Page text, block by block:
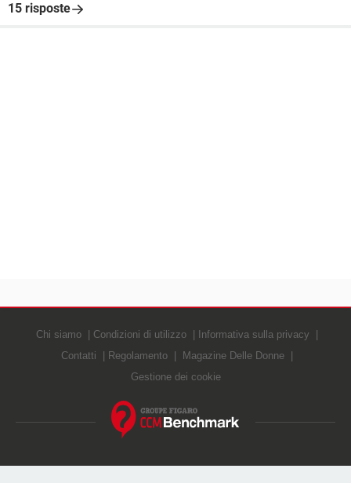
15 risposte
Chi siamo Condizioni di utilizzo
Informativa sulla privacy
Contatti
Regolamento
Magazine Delle Donne
Gestione dei cookie